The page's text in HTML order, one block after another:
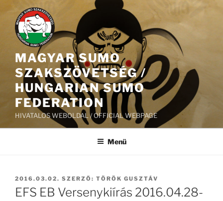
Tartalomhoz
MAGYAR SUMO
SZAKSZÖVETSÉG /
HUNGARIAN SUMO
FEDERATION
HIVATALOS WEBOLDAL / OFFICIAL WEBPAGE
Menü
BEKÜLDVE:
2016.03.02. SZERZŐ: TÖRÖK GUSZTÁV
EFS EB Versenykiírás 2016.04.28-